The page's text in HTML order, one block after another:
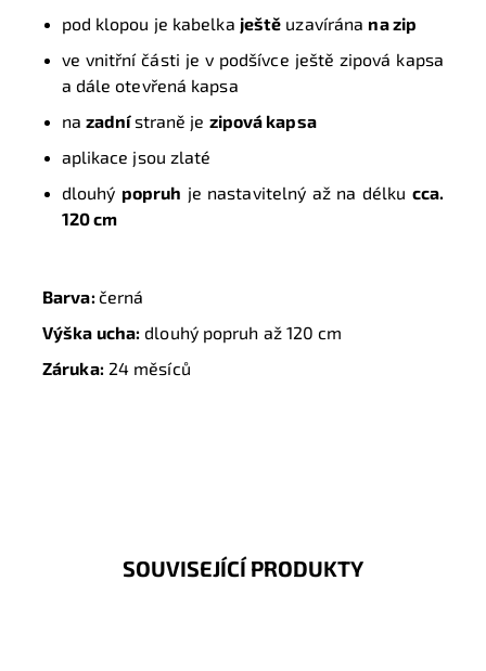
pod klopou je kabelka ještě uzavírána na zip
ve vnitřní části je v podšívce ještě zipová kapsa
a dále otevřená kapsa
na zadnístraně je zipová kapsa
aplikace jsou zlaté
dlouhý popruh je nastavitelný až na délku cca.
120 cm
Barva:černá
Výška ucha: dlouhý popruh až 120 cm
Záruka:24 měsíců
SOUVISEJÍCÍ PRODUKTY